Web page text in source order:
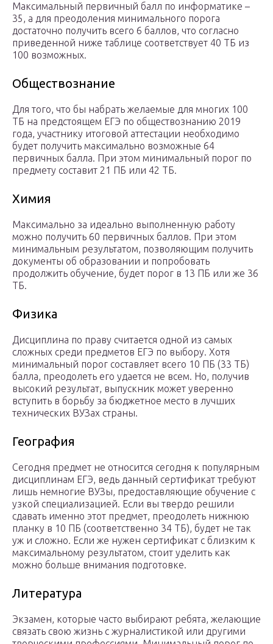
Максимальный первичный балл по информатике –
35, а для преодоления минимального порога
достаточно получить всего 6 баллов, что согласно
приведенной ниже таблице соответствует 40 ТБ из
100 возможных.
Обществознание
Для того, что бы набрать желаемые для многих 100
ТБ на предстоящем ЕГЭ по обществознанию 2019
года, участнику итоговой аттестации необходимо
будет получить максимально возможные 64
первичных балла. При этом минимальный порог по
предмету составит 21 ПБ или 42 ТБ.
Химия
Максимально за идеально выполненную работу
можно получить 60 первичных баллов. При этом
минимальным результатом, позволяющим получить
документы об образовании и попробовать
продолжить обучение, будет порог в 13 ПБ или же 36
ТБ.
Физика
Дисциплина по праву считается одной из самых
сложных среди предметов ЕГЭ по выбору. Хотя
минимальный порог составляет всего 10 ПБ (33 ТБ)
балла, преодолеть его удается не всем. Но, получив
высокий результат, выпускник может уверенно
вступить в борьбу за бюджетное место в лучших
технических ВУЗах страны.
География
Сегодня предмет не относится сегодня к популярным
дисциплинам ЕГЭ, ведь данный сертификат требуют
лишь немногие ВУЗы, предоставляющие обучение с
узкой специализацией. Если вы твердо решили
сдавать именно этот предмет, преодолеть нижнюю
планку в 10 ПБ (соответственно 34 ТБ), будет не так
уж и сложно. Если же нужен сертификат с близким к
максимальному результатом, стоит уделить как
можно больше внимания подготовке.
Литература
Экзамен, которые часто выбирают ребята, желающие
связать свою жизнь с журналистикой или другими